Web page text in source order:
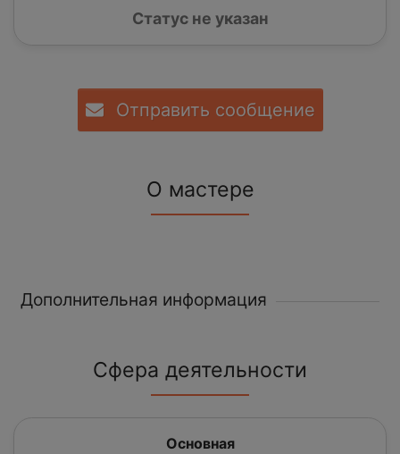
Статус не указан
Отправить сообщение
О мастере
Дополнительная информация
Сфера деятельности
Основная